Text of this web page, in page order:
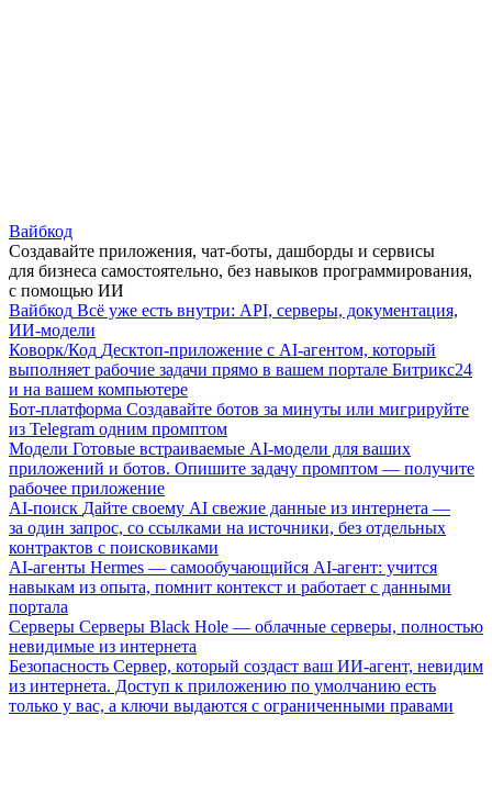
Вайбкод
Создавайте приложения, чат-боты, дашборды и сервисы
для бизнеса самостоятельно, без навыков программирования,
с помощью ИИ
Вайбкод Всё уже есть внутри: API, серверы, документация,
ИИ-модели
Коворк/Код Десктоп-приложение с AI-агентом, который
выполняет рабочие задачи прямо в вашем портале Битрикс24
и на вашем компьютере
Бот-платформа Создавайте ботов за минуты или мигрируйте
из Telegram одним промптом
Модели Готовые встраиваемые AI-модели для ваших
приложений и ботов. Опишите задачу промптом — получите
рабочее приложение
AI-поиск Дайте своему AI свежие данные из интернета —
за один запрос, со ссылками на источники, без отдельных
контрактов с поисковиками
AI-агенты Hermes — самообучающийся AI-агент: учится
навыкам из опыта, помнит контекст и работает с данными
портала
Серверы Серверы Black Hole — облачные серверы, полностью
невидимые из интернета
Безопасность Сервер, который создаст ваш ИИ-агент, невидим
из интернета. Доступ к приложению по умолчанию есть
только у вас, а ключи выдаются с ограниченными правами